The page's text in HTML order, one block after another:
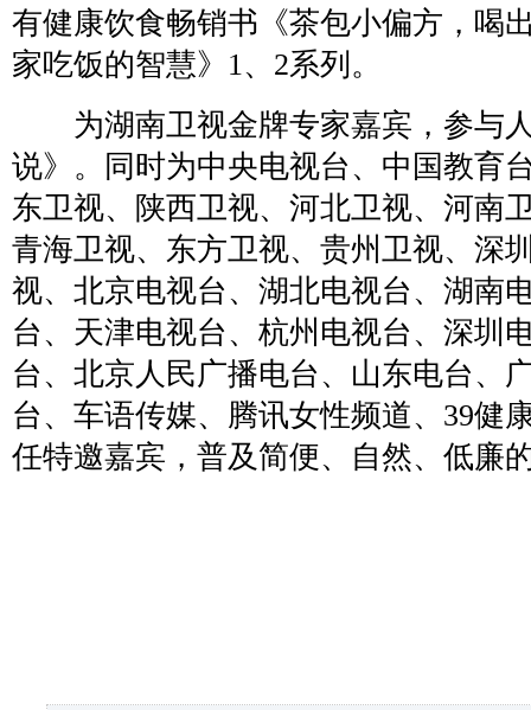
有健康饮食畅销书《茶包小偏方，喝
家吃饭的智慧》1、2系列。
为湖南卫视金牌专家嘉宾，参与
说》。同时为中央电视台、中国教育
东卫视、陕西卫视、河北卫视、河南
青海卫视、东方卫视、贵州卫视、深
视、北京电视台、湖北电视台、湖南
台、天津电视台、杭州电视台、深圳
台、北京人民广播电台、山东电台、
台、车语传媒、腾讯女性频道、39健
任特邀嘉宾，普及简便、自然、低廉